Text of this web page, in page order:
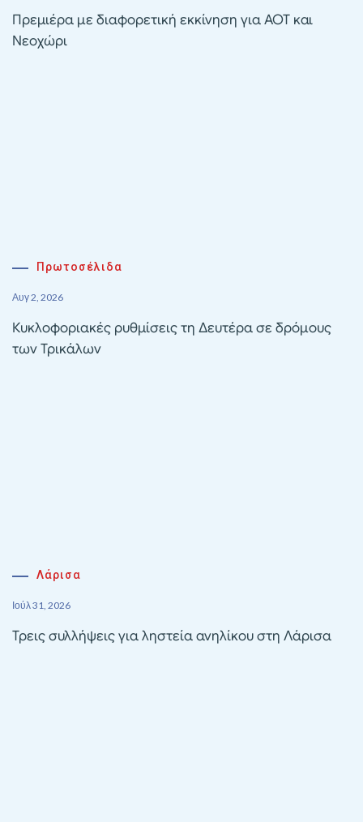
Πρεμιέρα με διαφορετική εκκίνηση για ΑΟΤ και
Νεοχώρι
Πρωτοσέλιδα
Αυγ 2, 2026
Κυκλοφοριακές ρυθμίσεις τη Δευτέρα σε δρόμους
των Τρικάλων
Λάρισα
Ιούλ 31, 2026
Τρεις συλλήψεις για ληστεία ανηλίκου στη Λάρισα